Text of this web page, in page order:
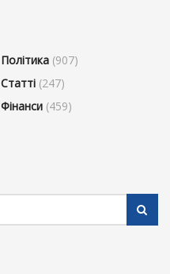
Політика (907)
Статті (247)
Фінанси (459)